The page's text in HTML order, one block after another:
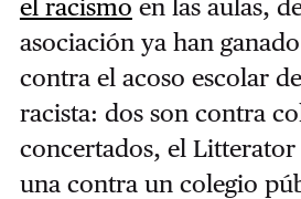
el racismo en las aulas,
asociación ya han
contra el acoso escolar
racista: dos son contra
concertados, el Litterator
una contra un colegio